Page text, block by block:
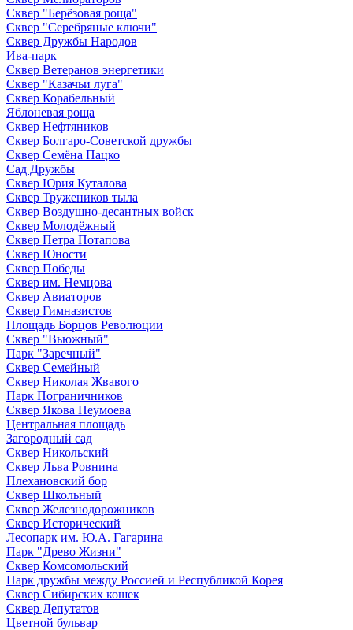
Сквер "Берёзовая роща"
Сквер "Серебряные ключи"
Сквер Дружбы Народов
Ива-парк
Сквер Ветеранов энергетики
Сквер "Казачьи луга"
Сквер Корабельный
Яблоневая роща
Сквер Нефтяников
Сквер Болгаро-Советской дружбы
Сквер Семёна Пацко
Сад Дружбы
Сквер Юрия Куталова
Сквер Тружеников тыла
Сквер Воздушно-десантных войск
Сквер Молодёжный
Сквер Петра Потапова
Сквер Юности
Сквер Победы
Сквер им. Немцова
Сквер Авиаторов
Сквер Гимназистов
Площадь Борцов Революции
Сквер "Вьюжный"
Парк "Заречный"
Сквер Семейный
Сквер Николая Жвавого
Парк Пограничников
Сквер Якова Неумоева
Центральная площадь
Загородный сад
Сквер Никольский
Сквер Льва Ровнина
Плехановский бор
Сквер Школьный
Сквер Железнодорожников
Сквер Исторический
Лесопарк им. Ю.А. Гагарина
Парк "Древо Жизни"
Сквер Комсомольский
Парк дружбы между Россией и Республикой Корея
Сквер Сибирских кошек
Сквер Депутатов
Цветной бульвар